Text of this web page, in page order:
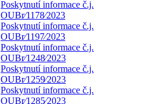
Poskytnutí informace č.j.
OUBr⁄1178⁄2023
Poskytnutí informace č.j.
OUBr⁄1197⁄2023
Poskytnutí informace č.j.
OUBr⁄1248⁄2023
Poskytnutí informace č.j.
OUBr⁄1259⁄2023
Poskytnutí informace č.j.
OUBr⁄1285⁄2023